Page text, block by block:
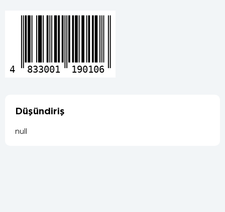
4 833001 190106
Düşündiriş
null